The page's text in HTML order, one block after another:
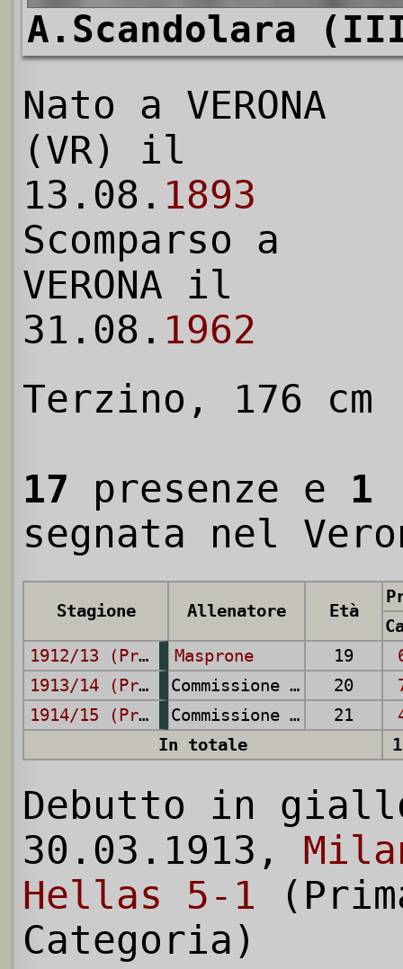
A.Scandolara
Nato a VERONA
(VR) il
13.08. 1893
Scomparso a
VERONA il
31.08. 1962
Terzino, 176 cm
17 presenze e 1
segnata nel
Stagione Allenatore Età
1912/13 (Prima Categoria) Masprone 19
1913/14 (Prima Categoria)
Commissione Tecnica 20
1914/15 (Prima Categoria)
Commissione Tecnica 21
In totale
Debutto in
30.03.1913,
Hellas 5-1
Categoria)